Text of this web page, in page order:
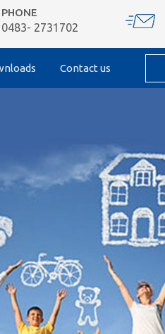
PHONE
0483- 2731702
Contact us